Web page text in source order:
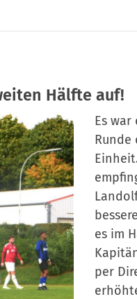
Hälfte auf!
Es
Runde
es im
per